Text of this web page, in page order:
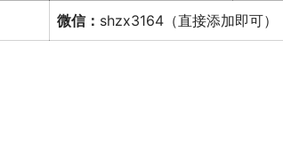
微信： shzx3164（直接添加即可）